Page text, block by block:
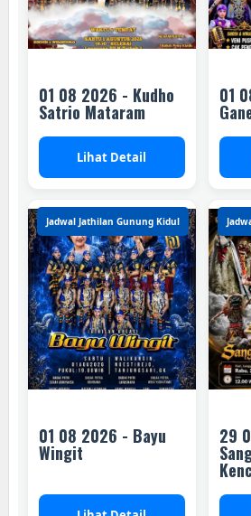
01 08 2026 - Kudho
Satrio Mataram
Lihat Detail
01
Jadwal Jathilan Gunung Kidul
01 08 2026 - Bayu
Wingit
29